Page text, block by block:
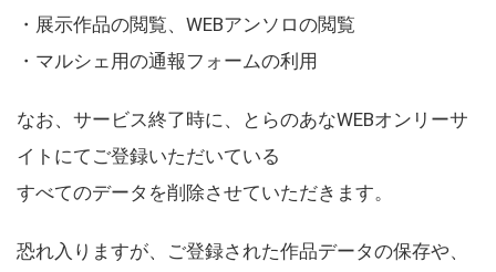
・展示作品の閲覧、WEBアンソロの閲覧
・マルシェ用の通報フォームの利用
なお、サービス終了時に、とらのあなWEBオンリーサ
イトにてご登録いただいている
すべてのデータを削除させていただきます。
恐れ入りますが、ご登録された作品データの保存や、